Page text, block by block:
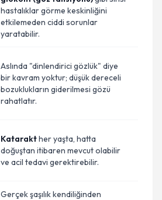
hastalıklar görme keskinliğini
etkilemeden ciddi sorunlar
yaratabilir.
Aslında "dinlendirici gözlük" diye
bir kavram yoktur; düşük dereceli
bozuklukların giderilmesi gözü
rahatlatır.
Katarakther yaşta, hatta
doğuştan itibaren mevcut olabilir
ve acil tedavi gerektirebilir.
Gerçek şaşılık kendiliğinden